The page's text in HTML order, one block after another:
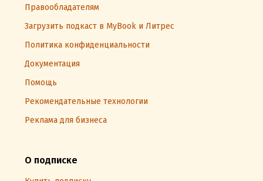
Правообладателям
Загрузить подкаст в MyBook и Литрес
Политика конфиденциальности
Документация
Помощь
Рекомендательные технологии
Реклама для бизнеса
О подписке